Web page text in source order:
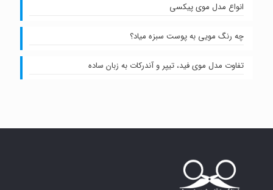
انواع مدل موی پیکسی
چه رنگ مویی به پوست سبزه میاد؟
تفاوت مدل موی فید، تیپر و آندرکات به زبان ساده